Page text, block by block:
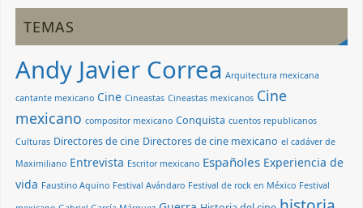
TEMAS
Andy Javier Correa Arquitectura mexicana
cantante mexicano Cine Cineastas Cineastas mexicanos Cine
mexicano compositor mexicano Conquista cuentos republicanos
Culturas Directores de cine Directores de cine mexicano el cadáver de
Maximiliano Entrevista Escritor mexicano Españoles Experiencia de
vida Faustino Aquino Festival Avándaro Festival de rock en México Festival